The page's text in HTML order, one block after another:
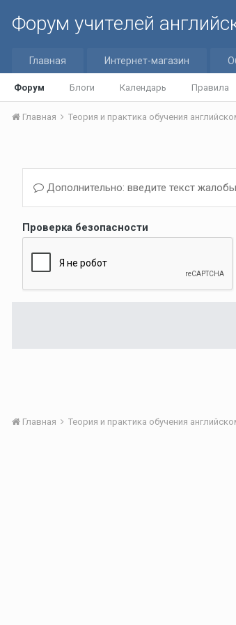
Форум учителей
Главная Интернет-магазин
Форум Блоги Календарь Правила
Главная
Дополнительно: введите текст
Проверка безопасности
Главная